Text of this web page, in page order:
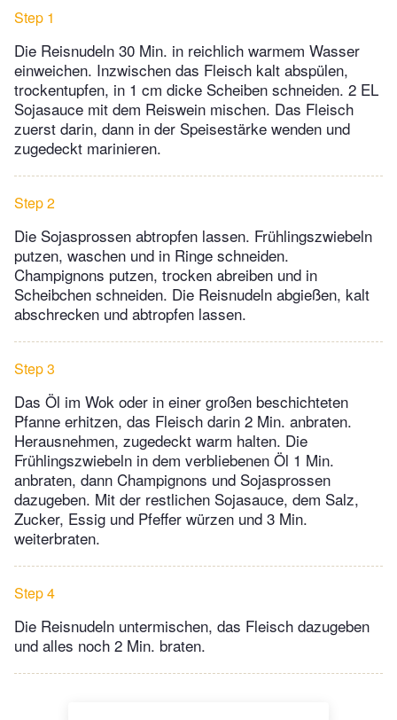
Step 1
Die Reisnudeln 30 Min. in reichlich warmem Wasser
einweichen. Inzwischen das Fleisch kalt abspülen,
trockentupfen, in 1 cm dicke Scheiben schneiden. 2 EL
Sojasauce mit dem Reiswein mischen. Das Fleisch
zuerst darin, dann in der Speisestärke wenden und
zugedeckt marinieren.
Step 2
Die Sojasprossen abtropfen lassen. Frühlingszwiebeln
putzen, waschen und in Ringe schneiden.
Champignons putzen, trocken abreiben und in
Scheibchen schneiden. Die Reisnudeln abgießen, kalt
abschrecken und abtropfen lassen.
Step 3
Das Öl im Wok oder in einer großen beschichteten
Pfanne erhitzen, das Fleisch darin 2 Min. anbraten.
Herausnehmen, zugedeckt warm halten. Die
Frühlingszwiebeln in dem verbliebenen Öl 1 Min.
anbraten, dann Champignons und Sojasprossen
dazugeben. Mit der restlichen Sojasauce, dem Salz,
Zucker, Essig und Pfeffer würzen und 3 Min.
weiterbraten.
Step 4
Die Reisnudeln untermischen, das Fleisch dazugeben
und alles noch 2 Min. braten.